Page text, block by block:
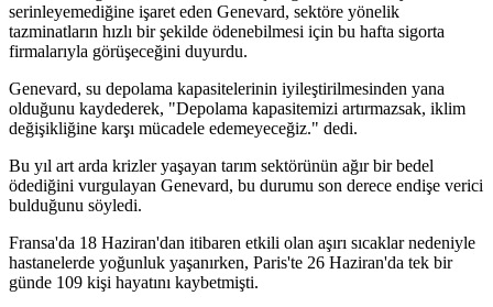
serinleyemediğine işaret eden Genevard, sektöre yönelik
tazminatların hızlı bir şekilde ödenebilmesi için bu hafta sigorta
firmalarıyla görüşeceğini duyurdu.
Genevard, su depolama kapasitelerinin iyileştirilmesinden yana
olduğunu kaydederek, "Depolama kapasitemizi artırmazsak, iklim
değişikliğine karşı mücadele edemeyeceğiz." dedi.
Bu yıl art arda krizler yaşayan tarım sektörünün ağır bir bedel
ödediğini vurgulayan Genevard, bu durumu son derece endişe verici
bulduğunu söyledi.
Fransa'da 18 Haziran'dan itibaren etkili olan aşırı sıcaklar nedeniyle
hastanelerde yoğunluk yaşanırken, Paris'te 26 Haziran'da tek bir
günde 109 kişi hayatını kaybetmişti.